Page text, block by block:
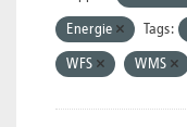
Energie Tags:
WFS WMS